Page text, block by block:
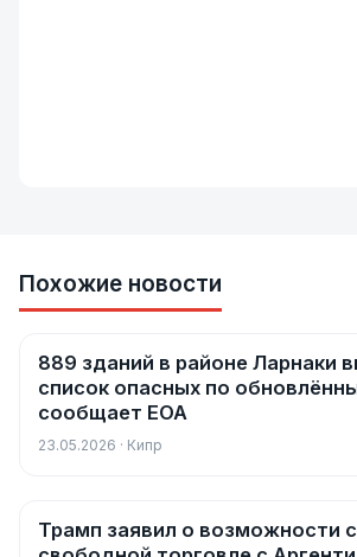
Похожие новости
Новости
889 зданий в районе Ларнаки
список опасных по
сообщает EOA
23.05.2026 · Кипр
Новости
Трамп заявил о возможности